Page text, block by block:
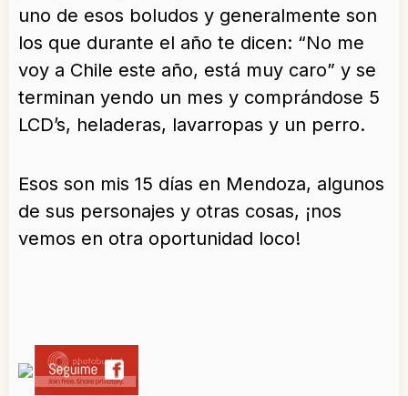
uno de esos boludos y generalmente son
los que durante el año te dicen: “No me
voy a Chile este año, está muy caro” y se
terminan yendo un mes y comprándose 5
LCD’s, heladeras, lavarropas y un perro.
Esos son mis 15 días en Mendoza, algunos
de sus personajes y otras cosas, ¡nos
vemos en otra oportunidad loco!